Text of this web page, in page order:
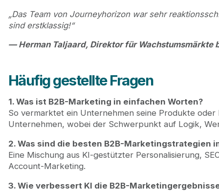
„Das Team von Journeyhorizon war sehr
sind erstklassig!“
— Herman Taljaard, Direktor für Wachstumsmärkte
Häufig gestellte Fragen
1. Was ist B2B-Marketing in einfachen Worten?
So vermarktet ein Unternehmen seine Produkte oder
Unternehmen, wobei der Schwerpunkt auf Logik,
2. Was sind die besten B2B-Marketingstrategien
Eine Mischung aus KI-gestützter Personalisierung,
Account-Marketing.
3. Wie verbessert KI die B2B-